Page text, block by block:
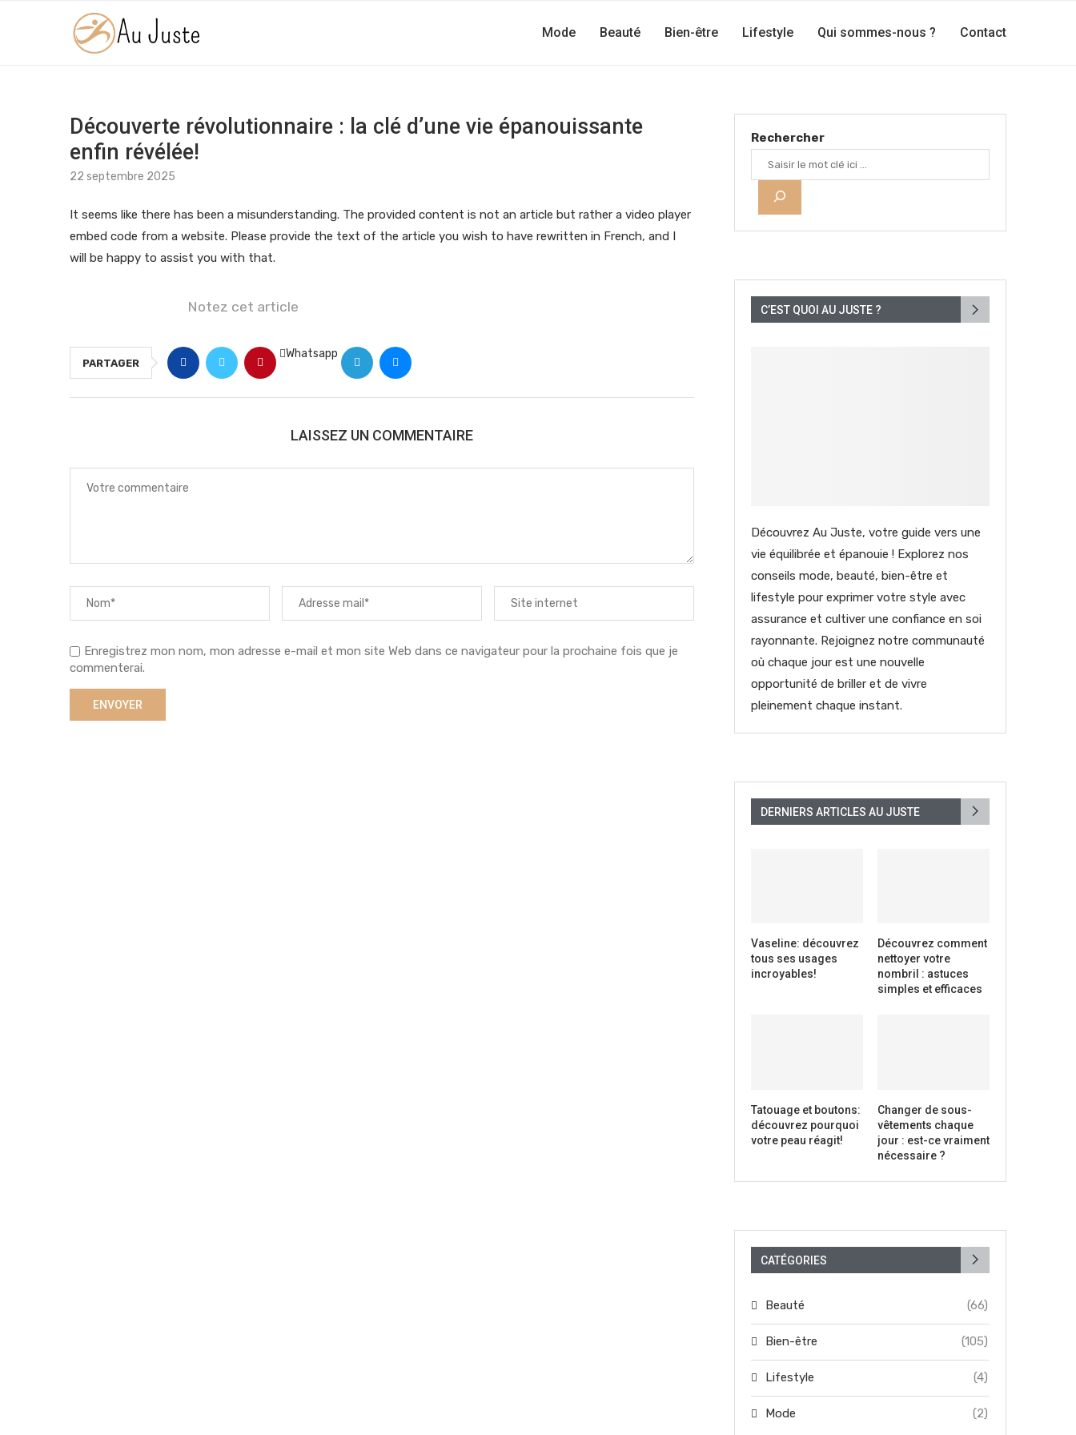
Mode Beauté Bien-être Lifestyle Qui sommes-nous ? Contact
Découverte révolutionnaire : la clé d’une vie épanouissante
enfin révélée!
22 septembre 2025
It seems like there has been a misunderstanding. The provided content is not an article but rather a video player
embed code from a website. Please provide the text of the article you wish to have rewritten in French, and I
will be happy to assist you with that.
Notez cet article
PARTAGER
Whatsapp
LAISSEZ UN COMMENTAIRE
Enregistrez mon nom, mon adresse e-mail et mon site Web dans ce navigateur pour la prochaine fois que je
commenterai.
Rechercher
C’EST QUOI AU JUSTE ?
Découvrez Au Juste, votre guide vers une
vie équilibrée et épanouie ! Explorez nos
conseils mode, beauté, bien-être et
lifestyle pour exprimer votre style avec
assurance et cultiver une confiance en soi
rayonnante. Rejoignez notre communauté
où chaque jour est une nouvelle
opportunité de briller et de vivre
pleinement chaque instant.
DERNIERS ARTICLES AU JUSTE
Vaseline: découvrez
tous ses usages
incroyables!
Découvrez comment
nettoyer votre
nombril : astuces
simples et efficaces
Tatouage et boutons:
découvrez pourquoi
votre peau réagit!
Changer de sous-
vêtements chaque
jour : est-ce vraiment
nécessaire ?
CATÉGORIES
Beauté (66)
Bien-être (105)
Lifestyle (4)
Mode (2)